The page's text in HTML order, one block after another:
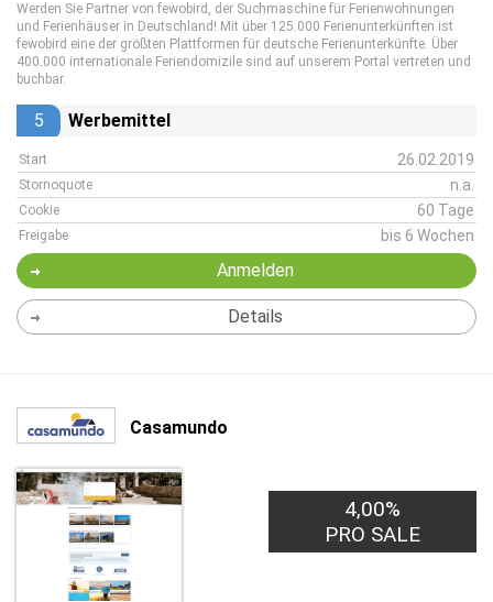
Werden Sie Partner von fewobird, der Suchmaschine für Ferienwohnungen
und Ferienhäuser in Deutschland! Mit über 125.000 Ferienunterkünften ist
fewobird eine der größten Plattformen für deutsche Ferienunterkünfte. Über
400.000 internationale Feriendomizile sind auf unserem Portal vertreten und
buchbar.
5 Werbemittel
Start 26.02.2019
Stornoquote n.a.
Cookie 60 Tage
Freigabe bis 6 Wochen
Anmelden
Details
Casamundo
4,00%
PRO SALE